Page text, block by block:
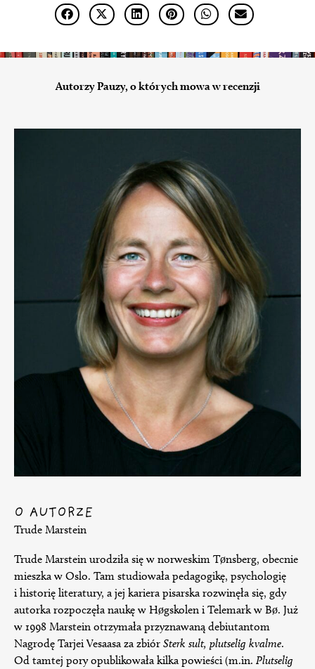
Autorzy Pauzy, o których mowa w recenzji
O AUTORZE
Trude Marstein
Trude Marstein urodziła się w norweskim Tønsberg, obecnie
mieszka w Oslo. Tam studiowała pedagogikę, psychologię
i historię literatury, a jej kariera pisarska rozwinęła się, gdy
autorka rozpoczęła naukę w Høgskolen i Telemark w Bø. Już
w 1998 Marstein otrzymała przyznawaną debiutantom
Nagrodę Tarjei Vesaasa za zbiór Sterk sult, plutselig kvalme.
Od tamtej pory opublikowała kilka powieści (m.in. Plutselig